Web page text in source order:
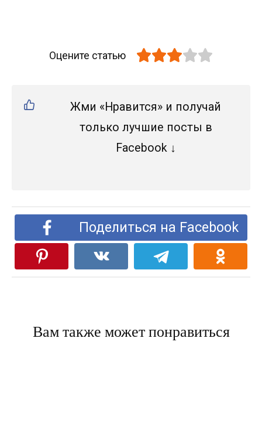
Оцените статью
Жми «Нравится» и получай
только лучшие посты в
Facebook ↓
Поделиться на Facebook
Вам также может понравиться